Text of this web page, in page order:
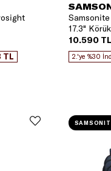
TL
17.3"
10.590 TL
2.'ye %30